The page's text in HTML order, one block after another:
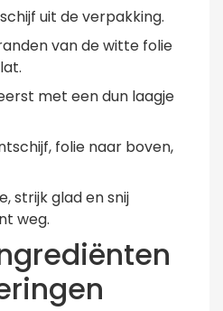
uit de verpakking.
van de witte folie
met een dun laagje
folie naar boven,
strijk glad en snij
weg.